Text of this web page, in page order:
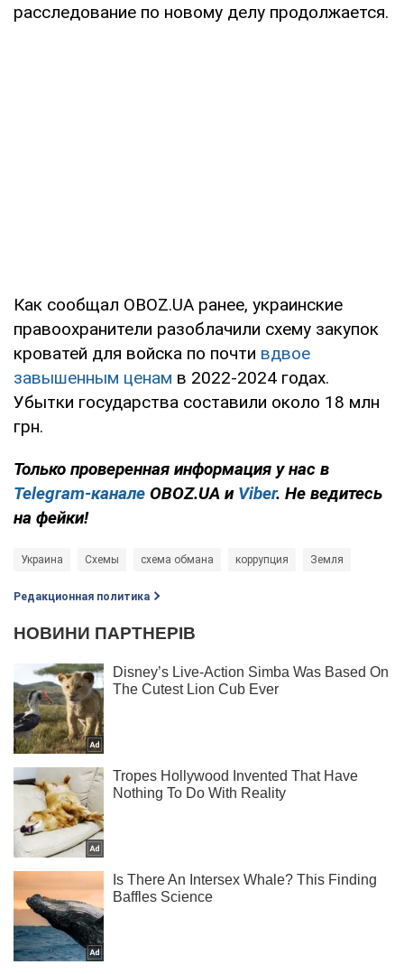
расследование по новому делу продолжается.
Как сообщал OBOZ.UA ранее, украинские
правоохранители разоблачили схему закупок
кроватей для войска по почти вдвое
завышенным ценам в 2022-2024 годах.
Убытки государства составили около 18 млн
грн.
Только проверенная информация у нас в
Telegram-канале OBOZ.UA и Viber. Не ведитесь
на фейки!
Украина Схемы схема обмана коррупция Земля
Редакционная политика